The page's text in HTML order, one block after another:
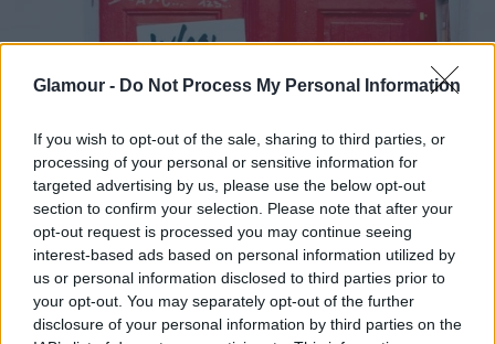
Glamour - Do Not Process My Personal Information
If you wish to opt-out of the sale, sharing to third parties, or
processing of your personal or sensitive information for
targeted advertising by us, please use the below opt-out
section to confirm your selection. Please note that after your
opt-out request is processed you may continue seeing
interest-based ads based on personal information utilized by
us or personal information disclosed to third parties prior to
your opt-out. You may separately opt-out of the further
disclosure of your personal information by third parties on the